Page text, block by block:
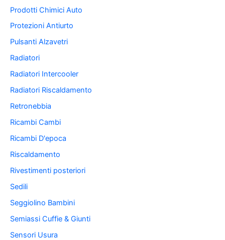
Prodotti Chimici Auto
Protezioni Antiurto
Pulsanti Alzavetri
Radiatori
Radiatori Intercooler
Radiatori Riscaldamento
Retronebbia
Ricambi Cambi
Ricambi D'epoca
Riscaldamento
Rivestimenti posteriori
Sedili
Seggiolino Bambini
Semiassi Cuffie & Giunti
Sensori Usura